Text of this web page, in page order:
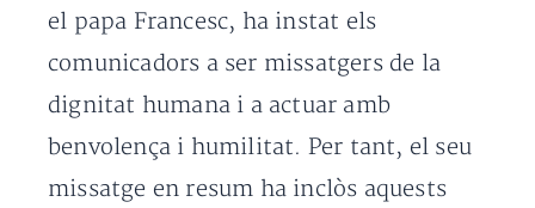
el papa Francesc, ha instat els
comunicadors a ser missatgers de la
dignitat humana i a actuar amb
benvolença i humilitat. Per tant, el seu
missatge en resum ha inclòs aquests